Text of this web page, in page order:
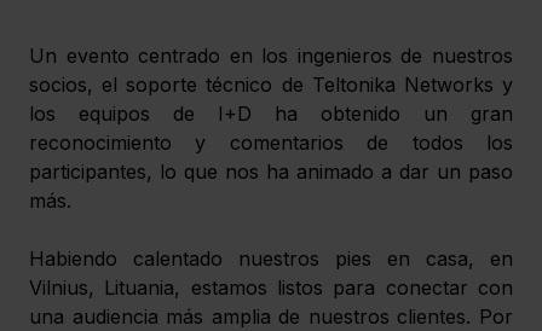
Un evento centrado en los ingenieros de nuestros
socios, el soporte técnico de Teltonika Networks y
los equipos de I+D ha obtenido un gran
reconocimiento y comentarios de todos los
participantes, lo que nos ha animado a dar un paso
más.
Habiendo calentado nuestros pies en casa, en
Vilnius, Lituania, estamos listos para conectar con
una audiencia más amplia de nuestros clientes. Por